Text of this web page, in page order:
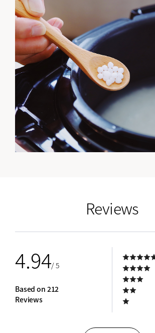
Reviews
4.94/ 5
Based on 212
Reviews